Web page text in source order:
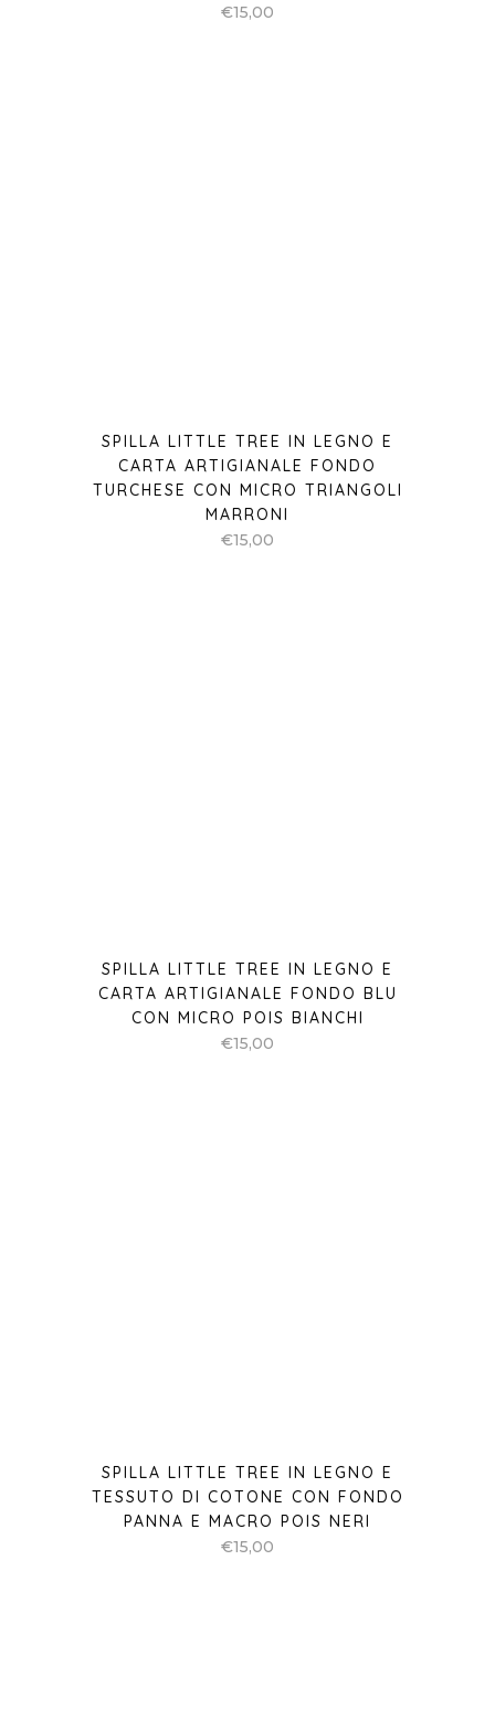
€15,00
SPILLA LITTLE TREE IN LEGNO E
CARTA ARTIGIANALE FONDO
TURCHESE CON MICRO TRIANGOLI
MARRONI
€15,00
SPILLA LITTLE TREE IN LEGNO E
CARTA ARTIGIANALE FONDO BLU
CON MICRO POIS BIANCHI
€15,00
SPILLA LITTLE TREE IN LEGNO E
TESSUTO DI COTONE CON FONDO
PANNA E MACRO POIS NERI
€15,00